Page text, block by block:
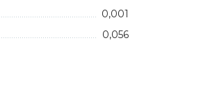
0,001
0,056